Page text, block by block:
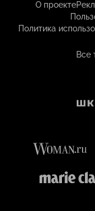
О проекте
Политика
Все